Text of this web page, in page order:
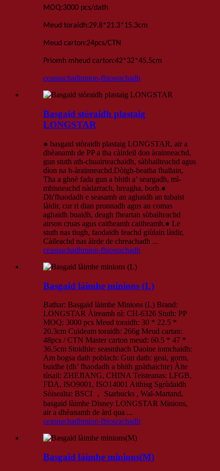
MOQ:3000 pcs/dath
Meud toraidh:29.8*21.3*15.3cm
Meud carton:24pcs/CTN
Prìomh mheud carton:42*32*45.5cm
ceasnachadhmion-fhiosrachadh
Basgaid stòraidh plastaig
LONGSTAR
● basgaid stòraidh plastaig LONGSTAR, air a
dhèanamh de PP a tha càirdeil don àrainneachd,
gun stuth ath-chuairteachaidh, sàbhailteachd agus
dìon na h-àrainneachd.Dòigh-beatha fhallain,
Tha a ghnè fada gun a bhith a’ seargadh, mì-
mhisneachd nàdarrach, breagha, borb.●
Dh'fhaodadh e seasamh an aghaidh an tubaist
làidir, cur ri dian pronnadh agus an comas
aghaidh buaidh, deagh fheartan sùbailteachd
airson cruas agus caitheamh caitheamh.● Le
stuth nas tiugh, faodaidh feachd giùlain làidir,
Càileachd nas àirde de chreachadh ...
ceasnachadhmion-fhiosrachadh
Basgaid làimhe minions (L)
Bathar: Basgaid làimhe Minions (L) Brand:
LONGSTAR Àireamh nì: CH-6326 Stuth: PP
MOQ: 3000 pcs Meud toraidh: 30 * 22.5 *
20.3cm Cuideam toraidh: 266g Meud cartan:
48pcs / CTN Master carton meud: 60.5 * 47 *
36.5cm Stoidhle: seasmhach Daoine iomchaidh:
Am bogsa dath poblach: Gun dath: geal, gorm,
buidhe (dh’ fhaodadh a bhith gnàthaichte) Àite
tùsail: ZHEJIANG, CHINA Teisteanas: LFGB,
FDA, ISO9001, ISO14001 Aithisg Sgrùdaidh
Sòisealta: BSCI ， Starbucks , Wal-Martand,
basgaid làimhe Disney LONGSTAR Minions,
air a dhèanamh de àrd qua ...
ceasnachadhmion-fhiosrachadh
Basgaid làimhe minions(M)